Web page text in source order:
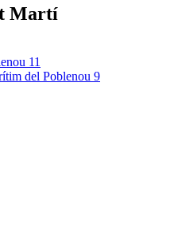
Martí
11
del Poblenou 9